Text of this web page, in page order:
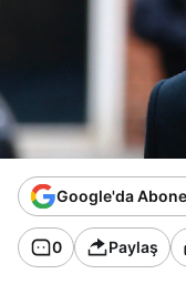
Google'da
0 Paylaş